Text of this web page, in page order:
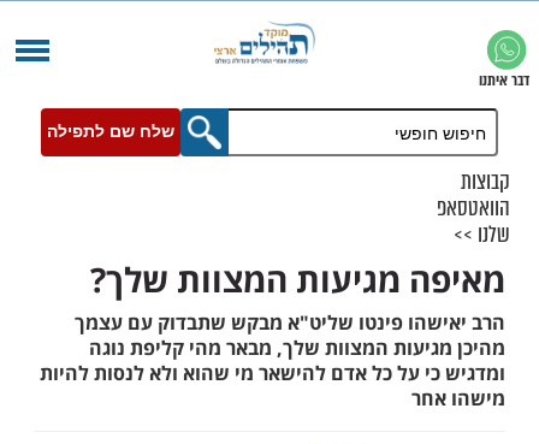
שלח שם לתפילה
מגיעות המצוות שלך?
פינטו שליט"א מבקש שתבדוק עם עצמך